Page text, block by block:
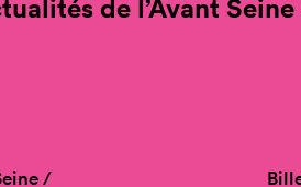
de l’Avant Seine
/